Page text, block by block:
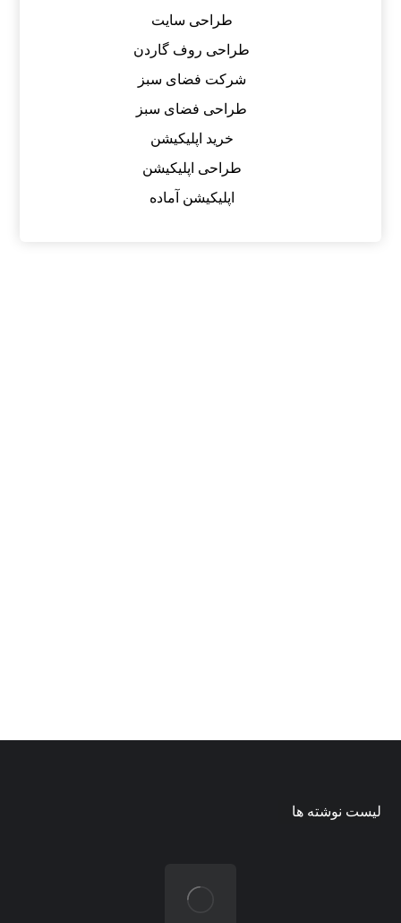
طراحی سایت
طراحی روف گاردن
شرکت فضای سبز
طراحی فضای سبز
خرید اپلیکیشن
طراحی اپلیکیشن
اپلیکیشن آماده
لیست نوشته ها